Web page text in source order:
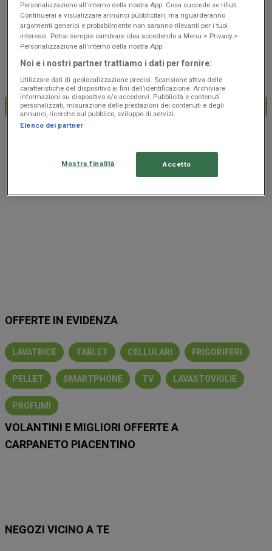
Coop
Risparmio
Piacentino
Coop
Convenienza
CARICA ALTRE OFFERTE
OFFERTE IN EVIDENZA
LAVATRICE TABLET CELLULARI FRIGORIFERI
PELLET SMARTPHONE TV LAVASTOVIGLIE
PROFUMI
VOLANTINI E MIGLIORI OFFERTE A
CARPANETO PIACENTINO
NEGOZI VICINO A TE
Personalizzazione all'interno della nostra App. Cosa succede se rifiuti:
Continuerai a visualizzare annunci pubblicitari, ma riguarderanno
argomenti generici e probabilmente non saranno rilevanti per i tuoi
interessi. Potrai sempre cambiare idea accedendo a Menu > Privacy >
Personalizzazione all'interno della nostra App.
Noi e i nostri partner trattiamo i dati per fornire:
Utilizzare dati di geolocalizzazione precisi. Scansione attiva delle
caratteristiche del dispositivo ai fini dell’identificazione. Archiviare
informazioni su dispositivo e/o accedervi. Pubblicità e contenuti
personalizzati, misurazione delle prestazioni dei contenuti e degli
annunci, ricerche sul pubblico, sviluppo di servizi.
Elenco dei partner
Mostra finalità Accetto